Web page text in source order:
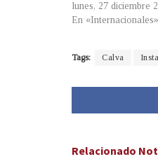
lunes, 27 diciembre
En «Internacionales»
Tags: Calva
Relacionado